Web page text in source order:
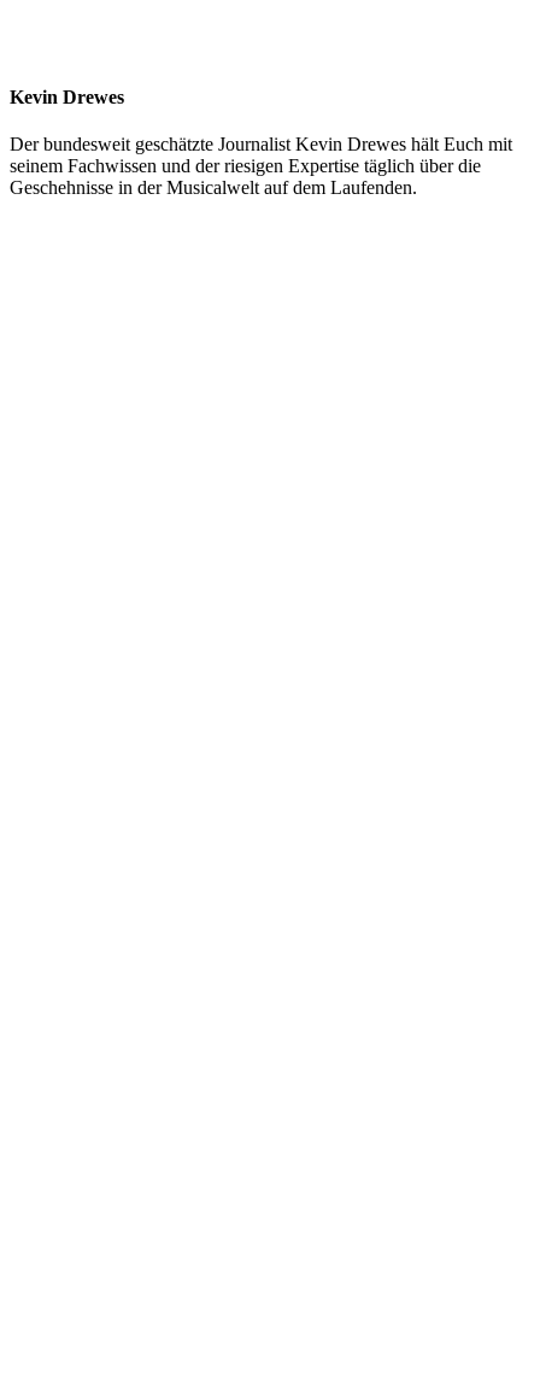
Kevin Drewes
Der bundesweit geschätzte Journalist Kevin Drewes hält Euch mit
seinem Fachwissen und der riesigen Expertise täglich über die
Geschehnisse in der Musicalwelt auf dem Laufenden.